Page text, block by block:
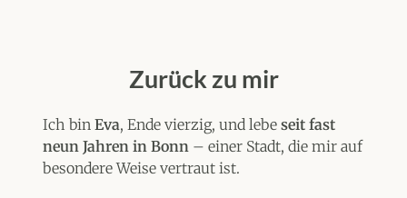
Zurück zu mir
Ich binEva, Ende vierzig, und lebeseit fast
neun Jahren in Bonn – einer Stadt, die mir auf
besondere Weise vertraut ist.